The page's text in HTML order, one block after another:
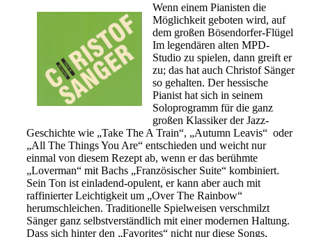
Wenn einem Pianisten die
Möglichkeit geboten wird, auf
dem großen Bösendorfer-Flügel
Im legendären alten MPD-
Studio zu spielen, dann greift er
zu; das hat auch Christof Sänger
so gehalten. Der hessische
Pianist hat sich in seinem
Soloprogramm für die ganz
großen Klassiker der Jazz-
Geschichte wie „Take The A Train“, „Autumn Leavis“ oder
„All The Things You Are“ entschieden und weicht nur
einmal von diesem Rezept ab, wenn er das berühmte
„Loverman“ mit Bachs „Französischer Suite“ kombiniert.
Sein Ton ist einladend-opulent, er kann aber auch mit
raffinierter Leichtigkeit um „Over The Rainbow“
herumschleichen. Traditionelle Spielweisen verschmilzt
Sänger ganz selbstverständlich mit einer modernen Haltung.
Dass sich hinter den „Favorites“ nicht nur diese Songs,